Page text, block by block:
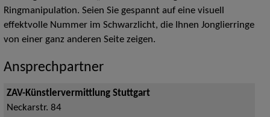
Ringmanipulation. Seien Sie gespannt auf eine visuell
effektvolle Nummer im Schwarzlicht, die Ihnen Jonglierringe
von einer ganz anderen Seite zeigen.
Ansprechpartner
ZAV-Künstlervermittlung Stuttgart
Neckarstr. 84